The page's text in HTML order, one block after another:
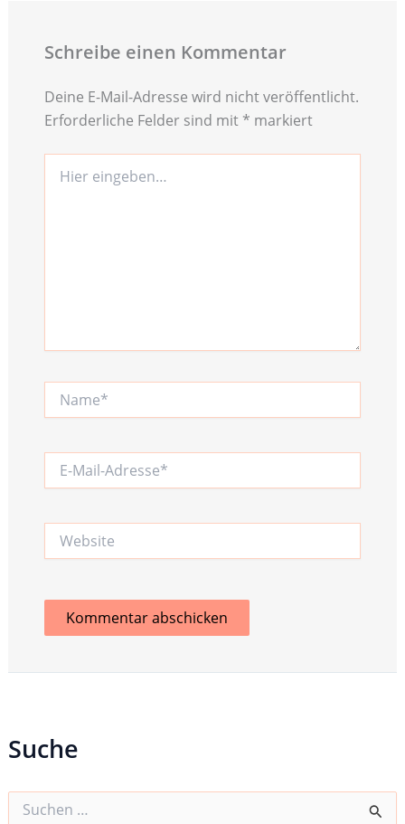
Schreibe einen Kommentar
Deine E-Mail-Adresse wird nicht veröffentlicht.
Erforderliche Felder sind mit * markiert
eingeben…
Mail-
Website
Suche